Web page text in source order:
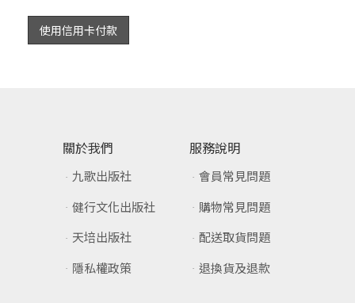
使用信用卡付款
關於我們
九歌出版社
健行文化出版社
天培出版社
隱私權政策
服務說明
會員常見問題
購物常見問題
配送取貨問題
退換貨及退款